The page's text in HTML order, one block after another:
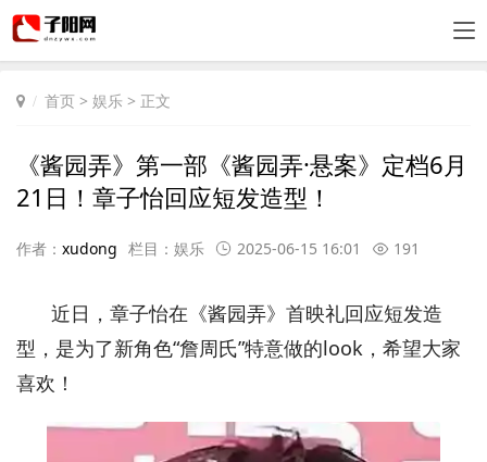
首页 > 娱乐 > 正文
《酱园弄》第一部《酱园弄·悬案》定档6月
21日！章子怡回应短发造型！
作者： xudong 栏目： 娱乐 2025-06-15 16:01 191
近日，章子怡在《酱园弄》首映礼回应短发造
型，是为了新角色“詹周氏”特意做的look，希望大家
喜欢！